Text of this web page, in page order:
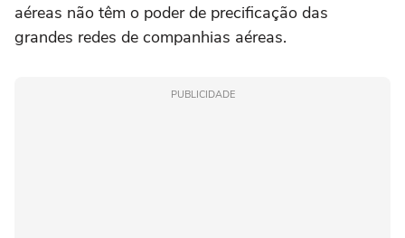
aéreas não têm o poder de precificação das
grandes redes de companhias aéreas.
PUBLICIDADE